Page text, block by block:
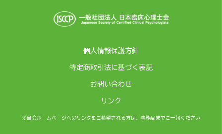
個人情報保護方針
特定商取引法に基づく表記
お問い合わせ
リンク
※当会ホームページへのリンクをご希望される方は、事務局までご一報ください